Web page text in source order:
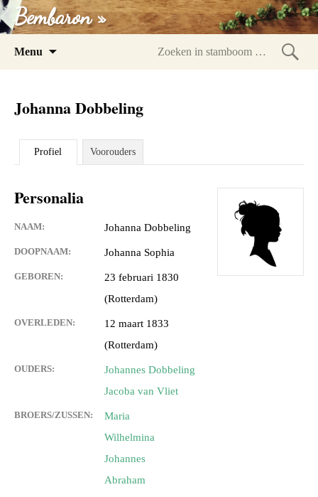
Bembaron »
Menu
Johanna Dobbeling
Profiel Voorouders
Personalia
NAAM: Johanna Dobbeling
DOOPNAAM: Johanna Sophia
GEBOREN:
23 februari 1830
(Rotterdam)
OVERLEDEN:
12 maart 1833
(Rotterdam)
OUDERS:
Johannes Dobbeling
Jacoba van Vliet
BROERS/ZUSSEN:
Maria
Wilhelmina
Johannes
Abraham